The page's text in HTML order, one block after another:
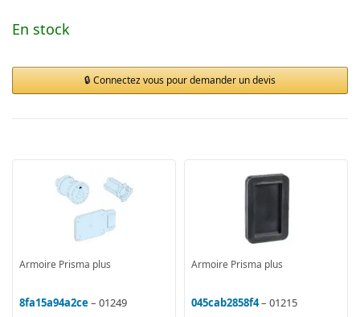
En stock
Connectez vous pour demander un devis
Armoire Prisma plus
8fa15a94a2ce– 01249
Armoire Prisma plus
045cab2858f4– 01215